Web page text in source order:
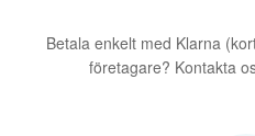
Betala enkelt med Klarna
företagare? Kontakta